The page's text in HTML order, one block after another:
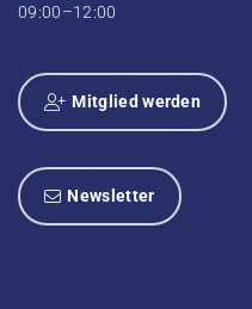
09:00–12:00
Mitglied werden
Newsletter